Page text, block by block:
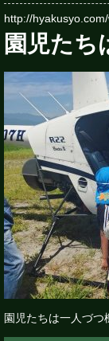
http://
園児たち
園児たちは一人づつ